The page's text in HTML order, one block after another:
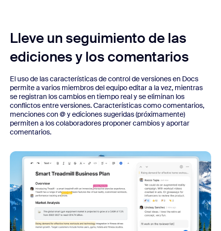
Lleve un seguimiento de las
ediciones y los comentarios
El uso de las características de control de versiones en Docs
permite a varios miembros del equipo editar a la vez, mientras
se registran los cambios en tiempo real y se eliminan los
conflictos entre versiones. Características como comentarios,
menciones con @ y ediciones sugeridas (próximamente)
permiten a los colaboradores proponer cambios y aportar
comentarios.